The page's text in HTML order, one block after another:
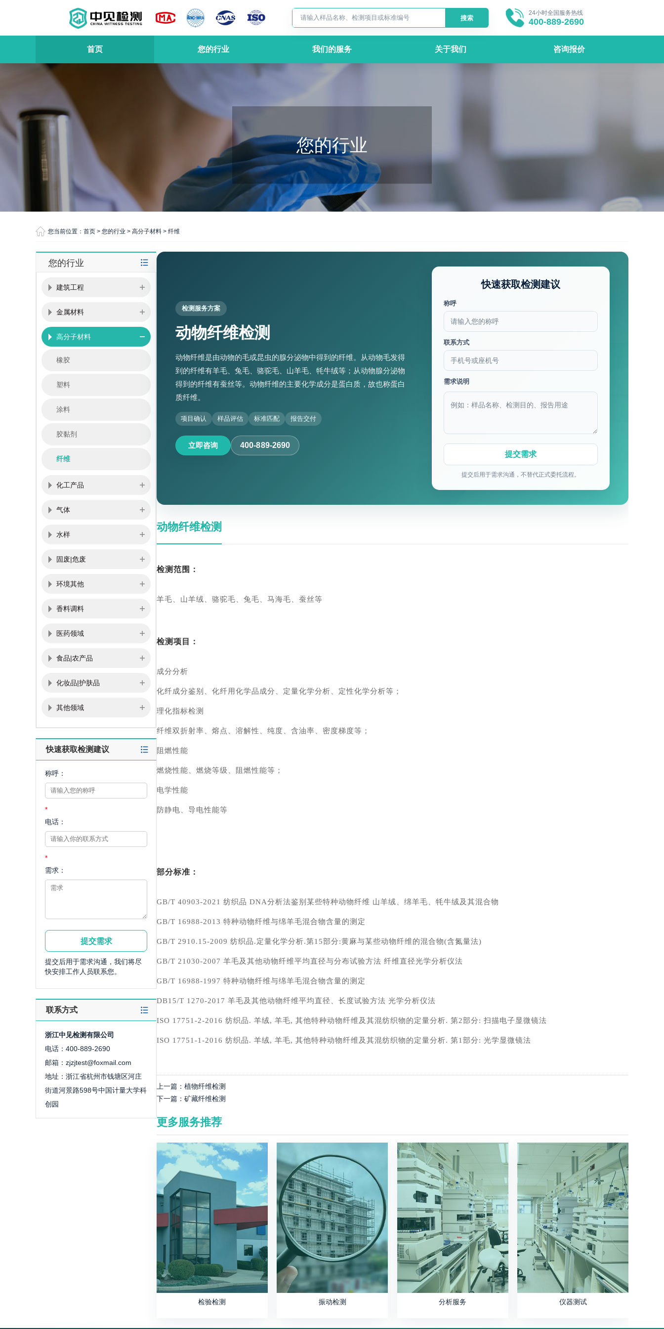
搜索
24小时全国服务热线
400-889-2690
首页 您的行业 我们的服务 关于我们 咨询报价
您的行业
您当前位置： 首页 > 您的行业 > 高分子材料 > 纤维
您的行业
建筑工程
金属材料
高分子材料
橡胶
塑料
涂料
胶黏剂
纤维
化工产品
气体
水样
固废|危废
环境其他
香料调料
医药领域
食品|农产品
化妆品|护肤品
其他领域
快速获取检测建议
称呼：
*
电话：
*
需求：
提交后用于需求沟通，我们将尽
快安排工作人员联系您。
联系方式
浙江中见检测有限公司
电话：400-889-2690
邮箱：zjzjtest@foxmail.com
地址：浙江省杭州市钱塘区河庄
街道河景路598号中国计量大学科
创园
检测服务方案
动物纤维检测
动物纤维是由动物的毛或昆虫的腺分泌物中得到的纤维。从动物毛发得
到的纤维有羊毛、兔毛、骆驼毛、山羊毛、牦牛绒等；从动物腺分泌物
得到的纤维有蚕丝等。动物纤维的主要化学成分是蛋白质，故也称蛋白
质纤维。
项目确认 样品评估 标准匹配 报告交付
立即咨询 400-889-2690
快速获取检测建议
称呼
联系方式
需求说明
提交后用于需求沟通，不替代正式委托流程。
动物纤维检测
检测范围：
羊毛、山羊绒、骆驼毛、兔毛、马海毛、蚕丝等
检测项目：
成分分析
化纤成分鉴别、化纤用化学品成分、定量化学分析、定性化学分析等；
理化指标检测
纤维双折射率、熔点、溶解性、纯度、含油率、密度梯度等；
阻燃性能
燃烧性能、燃烧等级、阻燃性能等；
电学性能
防静电、导电性能等
部分标准：
GB/T 40903-2021 纺织品 DNA分析法鉴别某些特种动物纤维 山羊绒、绵羊毛、牦牛绒及其混合物
GB/T 16988-2013 特种动物纤维与绵羊毛混合物含量的测定
GB/T 2910.15-2009 纺织品.定量化学分析.第15部分:黄麻与某些动物纤维的混合物(含氮量法)
GB/T 21030-2007 羊毛及其他动物纤维平均直径与分布试验方法 纤维直径光学分析仪法
GB/T 16988-1997 特种动物纤维与绵羊毛混合物含量的测定
DB15/T 1270-2017 羊毛及其他动物纤维平均直径、长度试验方法 光学分析仪法
ISO 17751-2-2016 纺织品. 羊绒, 羊毛, 其他特种动物纤维及其混纺织物的定量分析. 第2部分: 扫描电子显微镜法
ISO 17751-1-2016 纺织品. 羊绒, 羊毛, 其他特种动物纤维及其混纺织物的定量分析. 第1部分: 光学显微镜法
上一篇： 植物纤维检测
下一篇： 矿藏纤维检测
更多服务推荐
检验检测 振动检测 分析服务 仪器测试